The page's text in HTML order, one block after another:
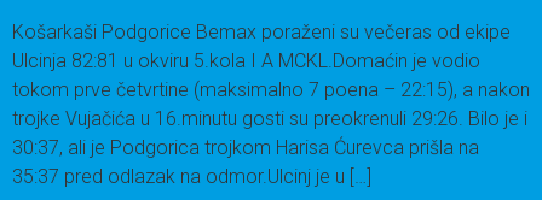
Košarkaši Podgorice Bemax poraženi su večeras od ekipe
Ulcinja 82:81 u okviru 5.kola I A MCKL.Domaćin je vodio
tokom prve četvrtine (maksimalno 7 poena – 22:15), a nakon
trojke Vujačića u 16.minutu gosti su preokrenuli 29:26. Bilo je i
30:37, ali je Podgorica trojkom Harisa Ćurevca prišla na
35:37 pred odlazak na odmor.Ulcinj je u […]